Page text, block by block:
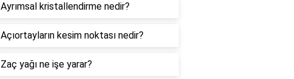
Ayrımsal kristallendirme nedir?
Açıortayların kesim noktası nedir?
Zaç yağı ne işe yarar?